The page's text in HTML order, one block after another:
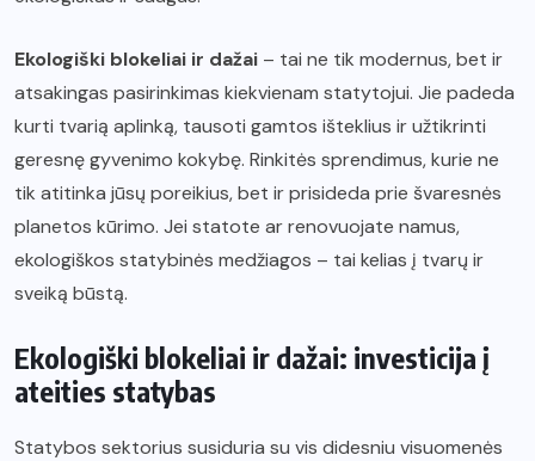
Ekologiški blokeliai ir dažai – tai ne tik modernus, bet ir
atsakingas pasirinkimas kiekvienam statytojui. Jie padeda
kurti tvarią aplinką, tausoti gamtos išteklius ir užtikrinti
geresnę gyvenimo kokybę. Rinkitės sprendimus, kurie ne
tik atitinka jūsų poreikius, bet ir prisideda prie švaresnės
planetos kūrimo. Jei statote ar renovuojate namus,
ekologiškos statybinės medžiagos – tai kelias į tvarų ir
sveiką būstą.
Ekologiški blokeliai ir dažai: investicija į
ateities statybas
Statybos sektorius susiduria su vis didesniu visuomenės